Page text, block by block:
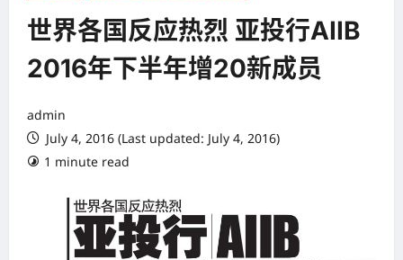
世界各国反应热烈 亚投行AIIB
2016年下半年增20新成员
admin
July 4, 2016 (Last updated: July 4, 2016)
1 minute read